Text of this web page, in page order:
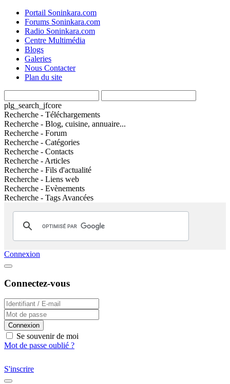
Portail Soninkara.com
Forums Soninkara.com
Radio Soninkara.com
Centre Multimédia
Blogs
Galeries
Nous Contacter
Plan du site
plg_search_jfcore
Recherche - Téléchargements
Recherche - Blog, cuisine, annuaire...
Recherche - Forum
Recherche - Catégories
Recherche - Contacts
Recherche - Articles
Recherche - Fils d'actualité
Recherche - Liens web
Recherche - Evènements
Recherche - Tags Avancées
Connexion
Connectez-vous
Connexion
Se souvenir de moi
Mot de passe oublié ?
S'inscrire